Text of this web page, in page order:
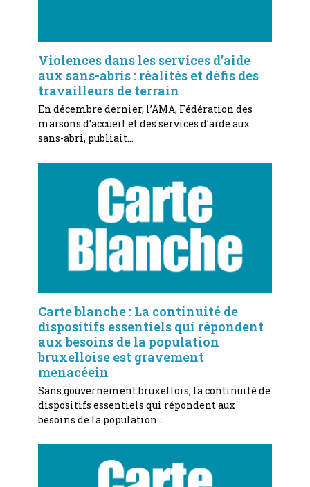
Violences dans les services d’aide
aux sans-abris : réalités et défis des
travailleurs de terrain
En décembre dernier, l’AMA, Fédération des
maisons d’accueil et des services d’aide aux
sans-abri, publiait…
Carte blanche : La continuité de
dispositifs essentiels qui répondent
aux besoins de la population
bruxelloise est gravement
menacéein
Sans gouvernement bruxellois, la continuité de
dispositifs essentiels qui répondent aux
besoins de la population…